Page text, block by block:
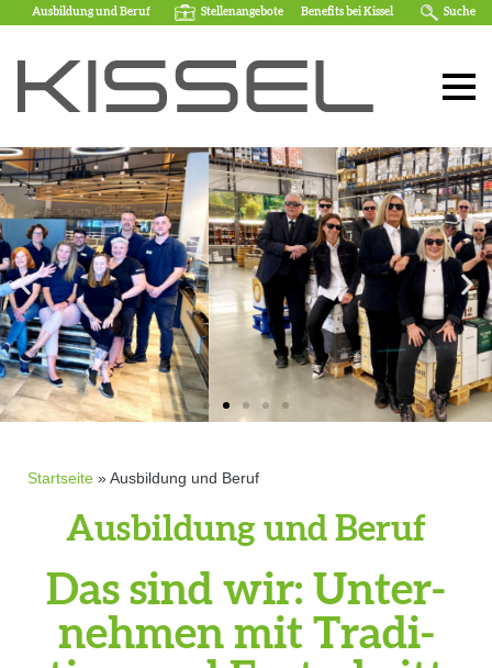
Ausbildung und Beruf Stellenangebote Benefits bei Kissel Suche
Startseite » Ausbildung und Beruf
Ausbildung und Beruf
Das sind wir: Unter­
nehmen mit Tradi­